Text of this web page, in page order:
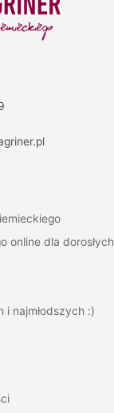
online dla dorosłych
i najmłodszych :)